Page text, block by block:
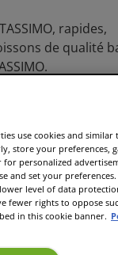
rapides,
de qualité
use cookies and
store your preferences,
personalized
and set your
level of data
fewer rights to oppose
in this cookie banner.